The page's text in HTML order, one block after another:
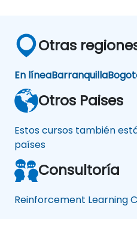
Otras
En líneaBarranquilla
Otros Paises
Estos cursos también
países
Consultoría
Reinforcement Learning